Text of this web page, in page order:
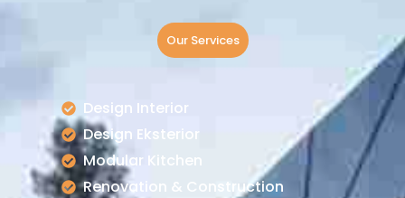
Our Services
Design Interior
Design Eksterior
Modular Kitchen
Renovation & Construction